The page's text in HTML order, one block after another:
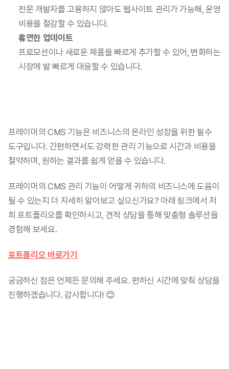
전문 개발자를 고용하지 않아도 웹사이트 관리가 가능해, 운영
비용을 절감할 수 있습니다.
유연한 업데이트
프로모션이나 새로운 제품을 빠르게 추가할 수 있어, 변화하는
시장에 발 빠르게 대응할 수 있습니다.
프레이머의 CMS 기능은 비즈니스의 온라인 성장을 위한 필수
도구입니다. 간편하면서도 강력한 관리 기능으로 시간과 비용을
절약하며, 원하는 결과를 쉽게 얻을 수 있습니다.
프레이머의 CMS 관리 기능이 어떻게 귀하의 비즈니스에 도움이
될 수 있는지 더 자세히 알아보고 싶으신가요? 아래 링크에서 저
희 포트폴리오를 확인하시고, 견적 상담을 통해 맞춤형 솔루션을
경험해 보세요.
포트폴리오 바로가기
궁금하신 점은 언제든 문의해 주세요. 편하신 시간에 맞춰 상담을
진행하겠습니다. 감사합니다! 😊